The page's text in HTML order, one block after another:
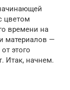
цветом
времени на
материалов —
этого
Итак, начнем.